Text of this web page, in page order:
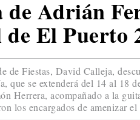
de Adrián
El Puerto
de Fiestas, David Calleja,
que se extenderá del 14 al 18
Herrera, acompañado a la
los encargados de amenizar el